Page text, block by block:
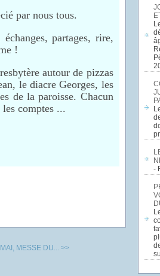
par nous tous.
partages, rire,
!
autour de pizzas
le diacre Georges, les
de la paroisse. Chacun
les comptes ...
MESSE DU... >>
-